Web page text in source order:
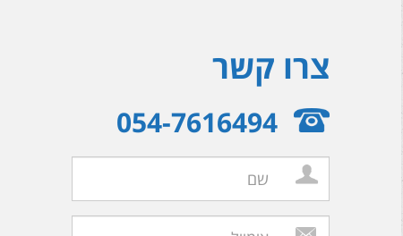
צרו קשר